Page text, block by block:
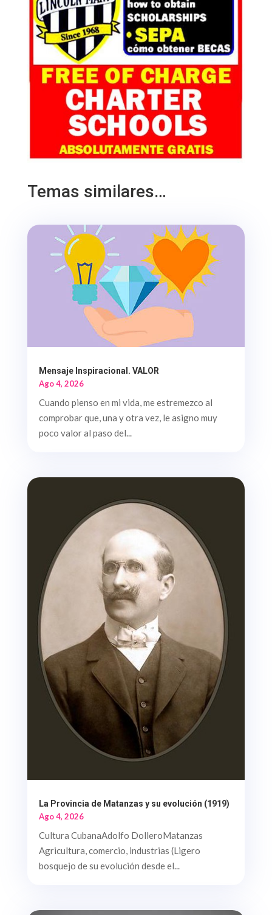
Temas similares…
Mensaje Inspiracional. VALOR
Ago 4, 2026
Cuando pienso en mi vida, me estremezco al
comprobar que, una y otra vez, le asigno muy
poco valor al paso del...
La Provincia de Matanzas y su evolución (1919)
Ago 4, 2026
Cultura CubanaAdolfo DolleroMatanzas
Agricultura, comercio, industrias (Ligero
bosquejo de su evolución desde el...